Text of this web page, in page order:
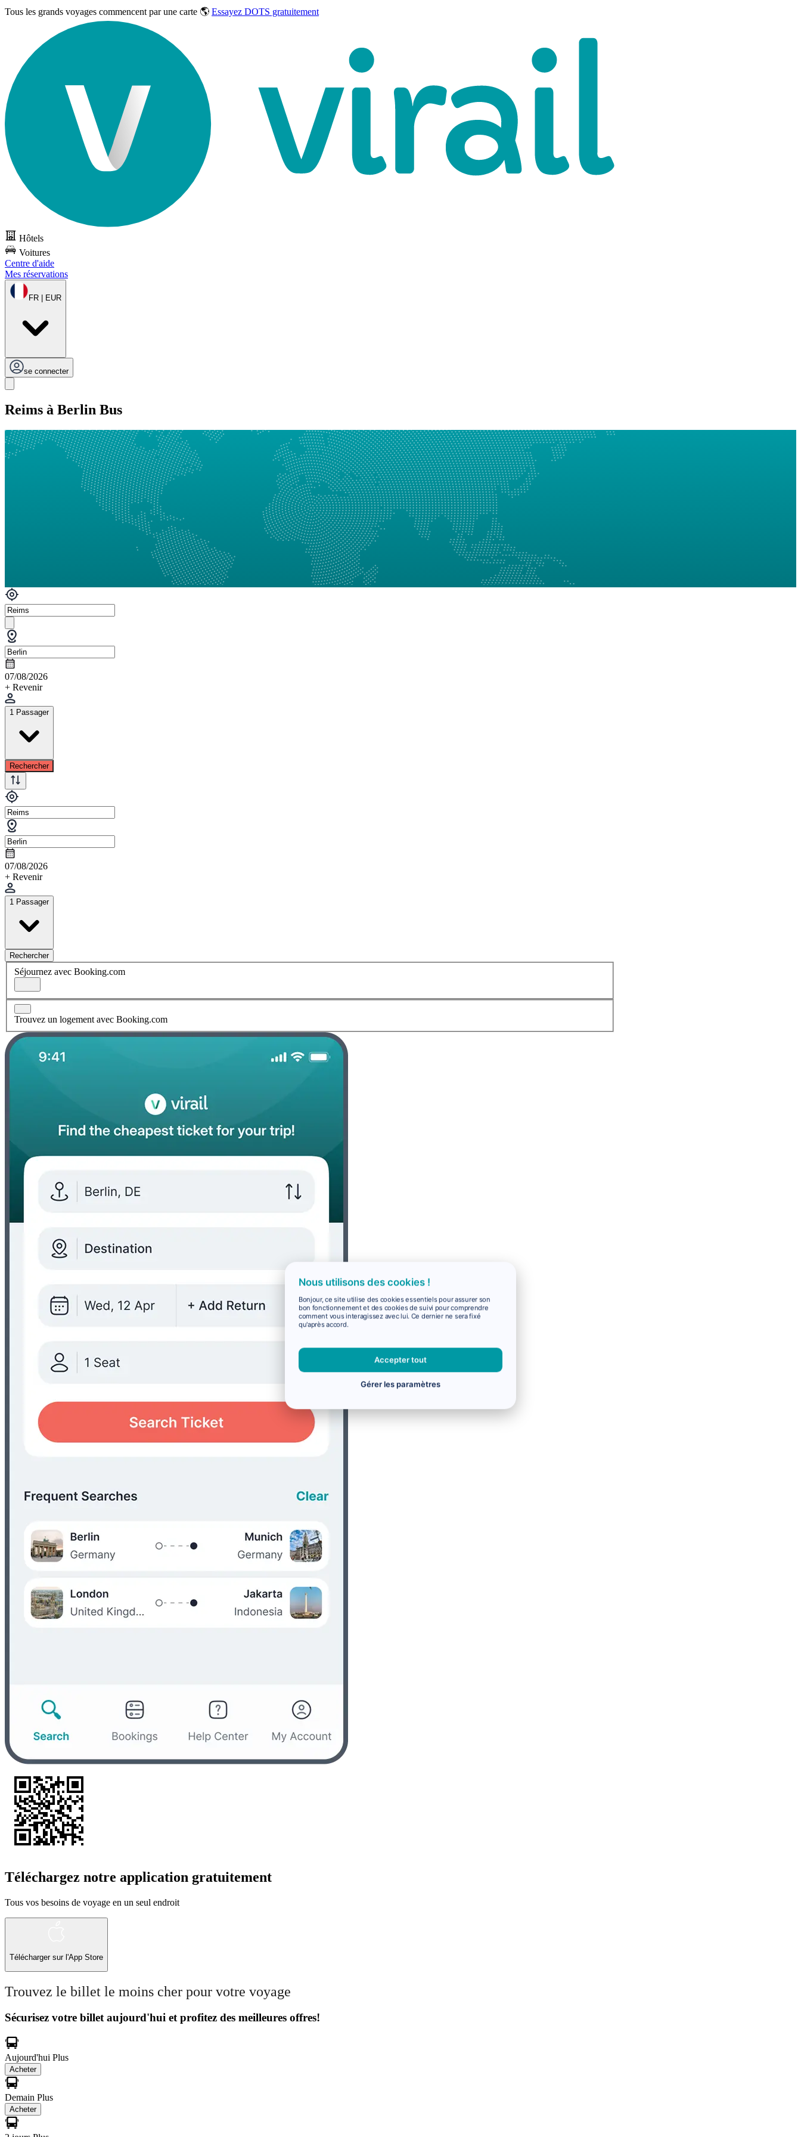
Tous les grands voyages commencent par une carte 🌎 Essayez DOTS gratuitement
Hôtels
Voitures
Centre d'aide
Mes réservations
FR | EUR
se connecter
Reims à Berlin Bus
07/08/2026
+ Revenir
1 Passager
Rechercher
07/08/2026
+ Revenir
1 Passager
Rechercher
Séjournez avec Booking.com
Trouvez un logement avec Booking.com
Téléchargez notre application gratuitement
Tous vos besoins de voyage en un seul endroit
Télécharger sur l'App Store
Trouvez le billet le moins cher pour votre voyage
Sécurisez votre billet aujourd'hui et profitez des meilleures offres!
Aujourd'hui Plus
Acheter
Demain Plus
Acheter
Nous utilisons des cookies !
Bonjour, ce site utilise des cookies essentiels pour assurer son
bon fonctionnement et des cookies de suivi pour comprendre
comment vous interagissez avec lui. Ce dernier ne sera fixé
qu'après accord.
Accepter tout
Gérer les paramètres